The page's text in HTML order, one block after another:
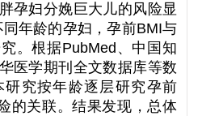
孕妇分娩巨大儿的风险显
同年龄的孕妇，孕前BMI与
。根据PubMed、中国知
医学期刊全文数据库等数
究按年龄逐层研究孕前
的关联。结果发现，总体